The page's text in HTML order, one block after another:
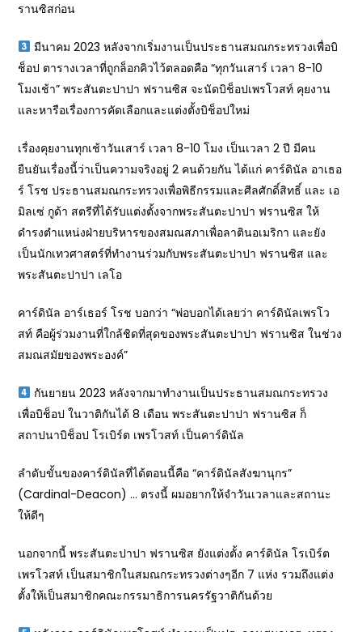
รานซิสก่อน
มีนาคม 2023 หลังจากเริ่มงานเป็นประธานสมณกระทรวงเพื่อบิ
ช็อป ตารางเวลาที่ถูกล็อกคิวไว้ตลอดคือ “ทุกวันเสาร์ เวลา 8-10
โมงเช้า” พระสันตะปาปา ฟรานซิส จะนัดบิช็อปเพรโวสท์ คุยงาน
และหารือเรื่องการคัดเลือกและแต่งตั้งบิช็อปใหม่
เรื่องคุยงานทุกเช้าวันเสาร์ เวลา 8-10 โมง เป็นเวลา 2 ปี มีคน
ยืนยันเรื่องนี้ว่าเป็นความจริงอยู่ 2 คนด้วยกัน ได้แก่ คาร์ดินัล อาเธอ
ร์ โรช ประธานสมณกระทรวงเพื่อพิธีกรรมและศีลศักดิ์สิทธิ์ และ เอ
มิลเซ่ กูด้า สตรีที่ได้รับแต่งตั้งจากพระสันตะปาปา ฟรานซิส ให้
ดำรงตำแหน่งฝ่ายบริหารของสมณสภาเพื่อลาตินอเมริกา และยัง
เป็นนักเทวศาสตร์ที่ทำงานร่วมกับพระสันตะปาปา ฟรานซิส และ
พระสันตะปาปา เลโอ
คาร์ดินัล อาร์เธอร์ โรช บอกว่า “พ่อบอกได้เลยว่า คาร์ดินัลเพรโว
สท์ คือผู้ร่วมงานที่ใกล้ชิดที่สุดของพระสันตะปาปา ฟรานซิส ในช่วง
สมณสมัยของพระองค์”
กันยายน 2023 หลังจากมาทำงานเป็นประธานสมณกระทรวง
เพื่อบิช็อป ในวาติกันได้ 8 เดือน พระสันตะปาปา ฟรานซิส ก็
สถาปนาบิช็อป โรเบิร์ต เพรโวสท์ เป็นคาร์ดินัล
ลำดับขั้นของคาร์ดินัลที่ได้ตอนนี้คือ “คาร์ดินัลสังฆานุกร”
(Cardinal-Deacon) ​… ตรงนี้ ผมอยากให้จำวันเวลาและสถานะ
ให้ดีๆ
นอกจากนี้ พระสันตะปาปา ฟรานซิส ยังแต่งตั้ง คาร์ดินัล โรเบิร์ต
เพรโวสท์ เป็นสมาชิกในสมณกระทรวงต่างๆอีก 7 แห่ง รวมถึงแต่ง
ตั้งให้เป็นสมาชิกคณะกรรมาธิการนครรัฐวาติกันด้วย